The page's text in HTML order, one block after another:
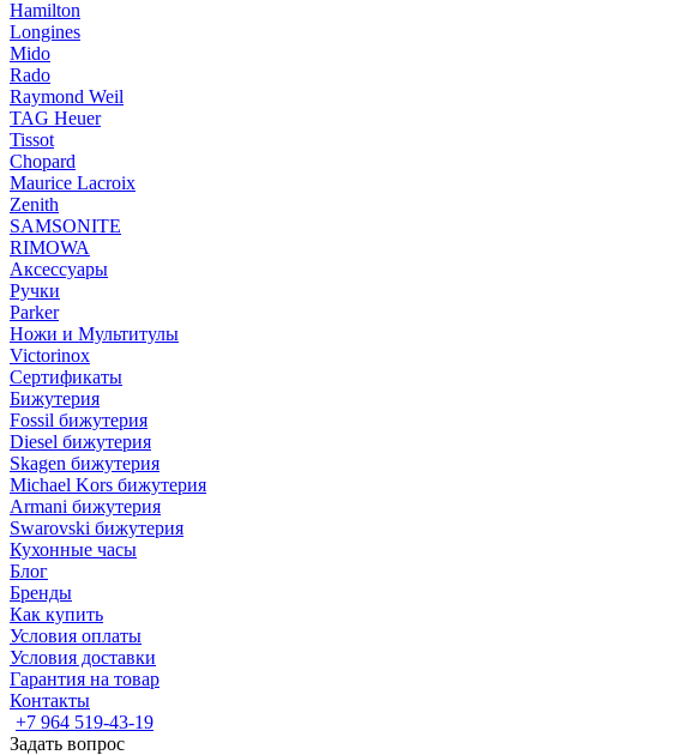
Hamilton
Longines
Mido
Rado
Raymond Weil
TAG Heuer
Tissot
Chopard
Maurice Lacroix
Zenith
SAMSONITE
RIMOWA
Аксессуары
Ручки
Parker
Ножи и Мультитулы
Victorinox
Сертификаты
Бижутерия
Fossil бижутерия
Diesel бижутерия
Skagen бижутерия
Michael Kors бижутерия
Armani бижутерия
Swarovski бижутерия
Кухонные часы
Блог
Бренды
Как купить
Условия оплаты
Условия доставки
Гарантия на товар
Контакты
+7 964 519-43-19
Задать вопрос